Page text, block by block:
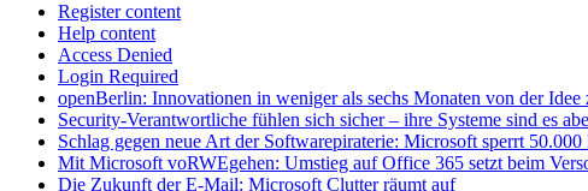
Register content
Help content
Access Denied
Login Required
openBerlin: Innovationen in weniger als sechs Monaten von der Idee
Security-Verantwortliche fühlen sich sicher – ihre Systeme sind es
Schlag gegen neue Art der Softwarepiraterie: Microsoft sperrt
Mit Microsoft voRWEgehen: Umstieg auf Office 365 setzt beim
Die Zukunft der E-Mail: Microsoft Clutter räumt auf